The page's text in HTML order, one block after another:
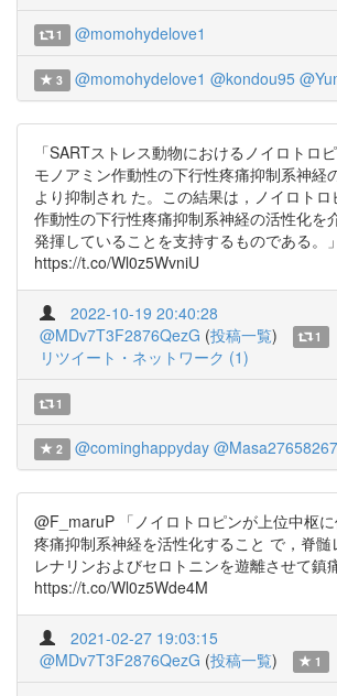
1 @momohydelove1
3 @momohydelove1 @kondou95
「SARTストレス動物におけるノイロトロ
モノアミン作動性の下行性疼痛抑制系神経
より抑制され た。この結果は，ノイロト
作動性の下行性疼痛抑制系神経の活性化を
発揮していることを支持するものである。」
https://t.co/Wl0z5WvniU
2022-10-19 20:40:28
@MDv7T3F2876QezG (投稿一覧) 1
リツイート・ネットワーク (1)
1
2 @cominghappyday @Masa27658267
@F_maruP 「ノイロトロピンが上位中枢
疼痛抑制系神経を活性化すること で，脊髄
レナリンおよびセロトニンを遊離させて鎮
https://t.co/Wl0z5Wde4M
2021-02-27 19:03:15
@MDv7T3F2876QezG (投稿一覧) 1